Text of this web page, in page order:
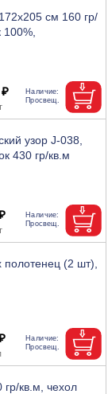
см 160 гр/
₽
узор J-038,
430 гр/кв.м
(2 шт),
кв.м, чехол